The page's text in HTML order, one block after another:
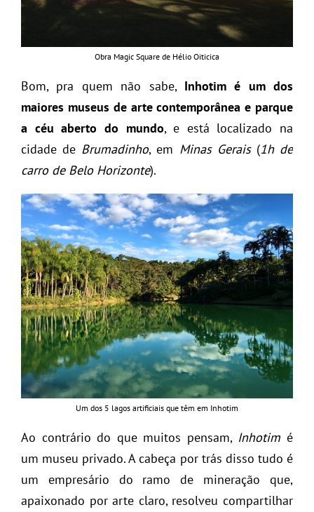
Obra Magic Square de Hélio Oiticica
Bom, pra quem não sabe, Inhotim é um dos
maiores museus de arte contemporânea e parque
a céu aberto do mundo, e está localizado na
cidade de Brumadinho, em Minas Gerais(1h de
carro de Belo Horizonte).
Um dos 5 lagos artificiais que têm em Inhotim
Ao contrário do que muitos pensam, Inhotim é
um museu privado. A cabeça por trás disso tudo é
um empresário do ramo de mineração que,
apaixonado por arte claro, resolveu compartilhar